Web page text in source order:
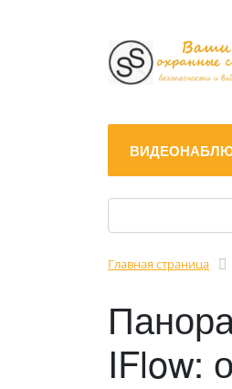
Главная страница
IFlow: